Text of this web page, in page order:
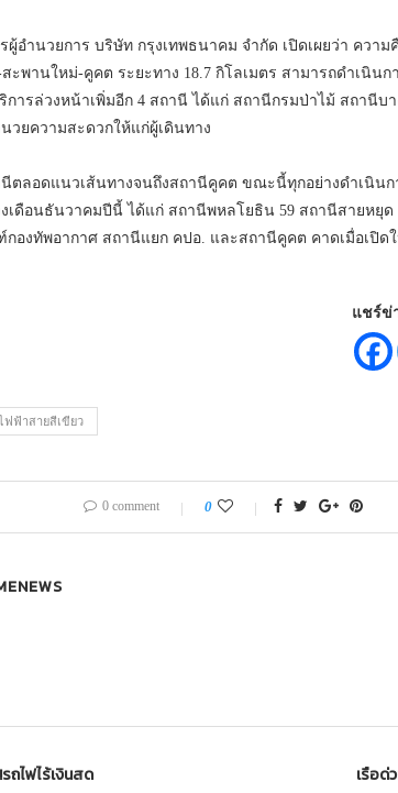
ผู้อำนวยการ บริษัท กรุงเทพธนาคม จำกัด เปิดเผยว่า ควา
พานใหม่-คูคต ระยะทาง 18.7 กิโลเมตร สามารถดำเนินก
การล่วงหน้าเพิ่มอีก 4 สถานี ได้แก่ สถานีกรมป่าไม้ สถานีบ
วยความสะดวกให้แก่ผู้เดินทาง
นีตลอดแนวเส้นทางจนถึงสถานีคูคต ขณะนี้ทุกอย่างดำเนิน
เดือนธันวาคมปีนี้ ได้แก่ สถานีพหลโยธิน 59 สถานีสายหยุ
งทัพอากาศ สถานีแยก คปอ. และสถานีคูคต คาดเมื่อเปิด
แชร์ข่
ฟฟ้าสายสีเขียว
0 comment 0
ถไฟไร้เงินสด เรือด่